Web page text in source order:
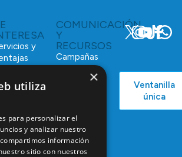
y
de
COMUNICACIÓN
Y
RECURSOS
Campañas
Ventanilla
única
×
utiliza
para personalizar el
y analizar nuestro
información
sitio con nuestros